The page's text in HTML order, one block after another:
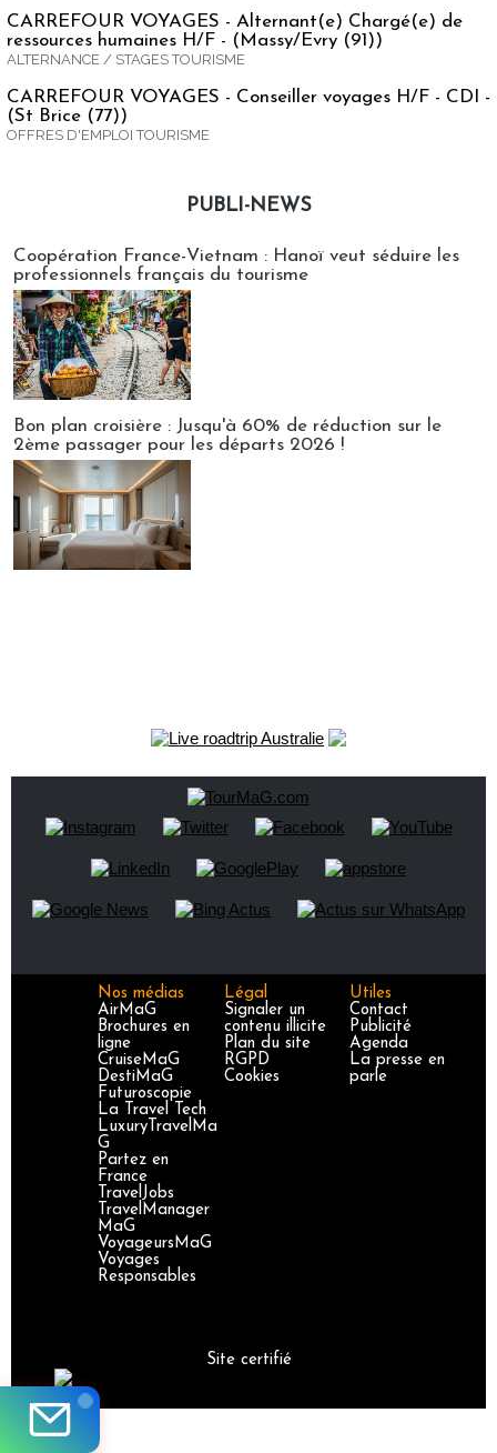
CARREFOUR VOYAGES - Alternant(e) Chargé(e) de
ressources humaines H/F - (Massy/Evry (91))
ALTERNANCE / STAGES TOURISME
CARREFOUR VOYAGES - Conseiller voyages H/F - CDI -
(St Brice (77))
OFFRES D'EMPLOI TOURISME
PUBLI-NEWS
Coopération France-Vietnam : Hanoï veut séduire les
professionnels français du tourisme
Bon plan croisière : Jusqu'à 60% de réduction sur le
2ème passager pour les départs 2026 !
Nos médias
AirMaG
Brochures en
ligne
CruiseMaG
DestiMaG
Futuroscopie
La Travel Tech
LuxuryTravelMa
G
Partez en
France
TravelJobs
TravelManager
MaG
VoyageursMaG
Voyages
Responsables
Légal
Signaler un
contenu illicite
Plan du site
RGPD
Cookies
Utiles
Contact
Publicité
Agenda
La presse en
parle
Site certifié